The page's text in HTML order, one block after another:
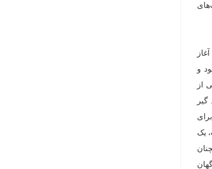
و
از
گیر
یک